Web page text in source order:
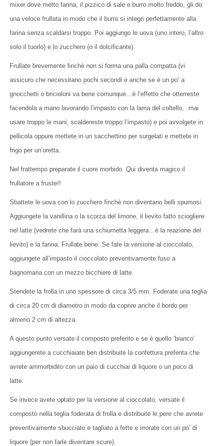
mixer dove metto farina, il pizzico di sale e burro molto freddo, gli do
una veloce frullata in modo che il burro si integri perfettamente alla
farina senza scaldarsi troppo. Poi aggiungo le uova (uno intero, l’altro
solo il tuorlo) e lo zucchero (o il dolcificante).
Frullate brevemente finchè non si forma una palla compatta (vi
assicuro che necessitano pochi secondi e anche se è un po’ a
gnocchetti o bricioloni va bene comunque…è l’effetto che otterreste
facendola a mano lavorando l’impasto con la lama del coltello…mai
usare troppo le mani, scaldereste troppo l’impasto) e poi avvolgete in
pellicola oppure mettete in un sacchettino per surgelati e mettete in
frigo per un’oretta.
Nel frattempo preparate il cuore morbido. Qui diventa magico il
frullatore a fruste!!
Sbattete le uova con lo zucchero finchè non diventano belli spumosi.
Aggiungete la vanillina o la scorza del limone, il lievito fatto sciogliere
nel latte (vedrete che farà una schiumetta leggera…è la reazione del
lievito) e la farina. Frullate bene. Se fate la versione al cioccolato,
aggiungete all’impasto il cioccolato preventivamente fuso a
bagnomaria con un mezzo bicchiere di latte.
Stendete la frolla in uno spessore di circa 3/5 mm. Foderate una teglia
di circa 20 cm di diametro in modo da coprire anche il bordo per
almeno 2 cm di altezza.
A questo punto versate il composto preferito e se è quello ‘bianco’
aggiungerete a cucchiaiate ben distribuite la confettura preferita che
avrete ammorbidito con un paio di cucchiai di liquore o un poco di
latte.
Se invece avete optato per la versione al cioccolato, versate il
composto nella teglia foderata di frolla e distribuite le pere che avrete
preventivamente sbucciato e tagliato a fette e irrorate con un po’ di
liquore (per non farle diventare scure).